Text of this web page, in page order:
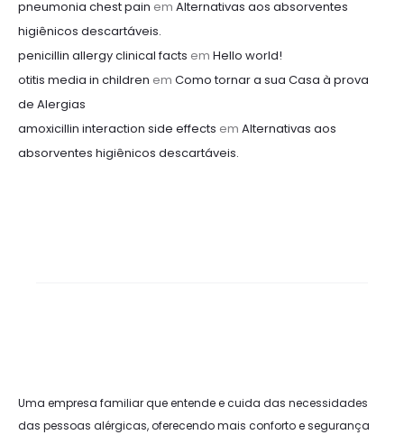
pneumonia chest pain em Alternativas aos absorventes
higiênicos descartáveis.
penicillin allergy clinical facts em Hello world!
otitis media in children em Como tornar a sua Casa à prova
de Alergias
amoxicillin interaction side effects em Alternativas aos
absorventes higiênicos descartáveis.
Uma empresa familiar que entende e cuida das necessidades
das pessoas alérgicas, oferecendo mais conforto e segurança